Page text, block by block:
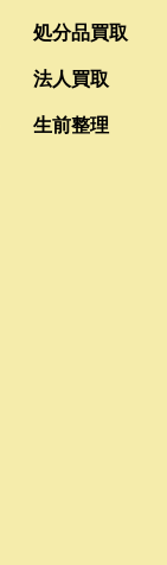
処分品買取
法人買取
生前整理